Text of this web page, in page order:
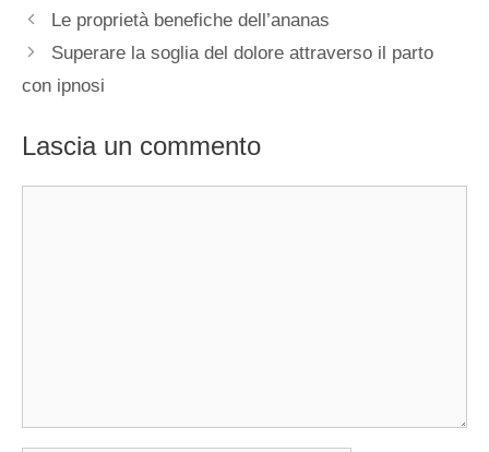
Le proprietà benefiche dell’ananas
Superare la soglia del dolore attraverso il parto
con ipnosi
Lascia un commento